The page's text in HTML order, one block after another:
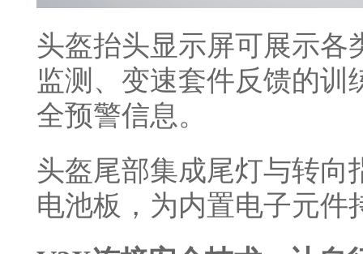
头盔抬头显示屏可展示各
监测、变速套件反馈的
全预警信息。
头盔尾部集成尾灯与转向
电池板，为内置电子元件